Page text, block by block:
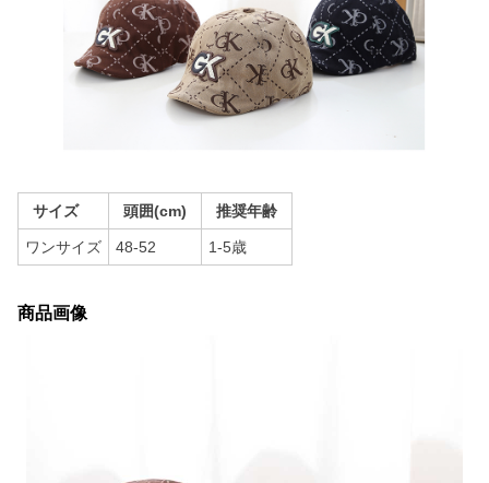
サイズ 頭囲(cm) 推奨年齢
ワンサイズ 48-52 1-5歳
商品画像